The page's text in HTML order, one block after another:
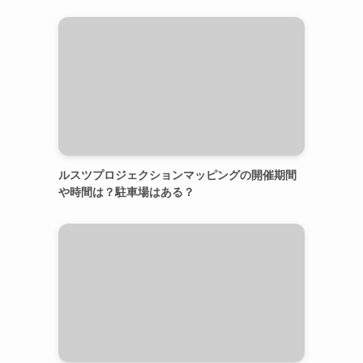
ルスツプロジェクションマッピングの開催期間
や時間は？駐車場はある？